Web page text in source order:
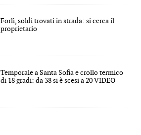
Forlì, soldi trovati in strada: si cerca il
proprietario
Temporale a Santa Sofia e crollo termico
di 18 gradi: da 38 si è scesi a 20 VIDEO